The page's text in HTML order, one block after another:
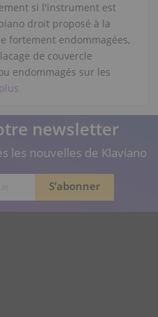
si l'instrument est
droit proposé à la
fortement endommagées,
de couvercle
endommagés sur les
newsletter
les nouvelles de Klaviano